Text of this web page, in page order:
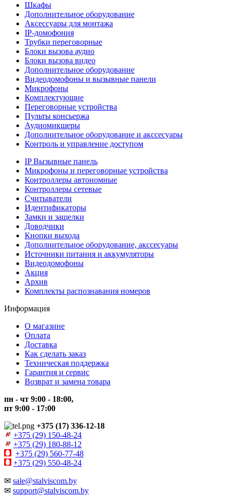
Шкафы
Дополнительное оборудование
Аксессуары для монтажа
IP-домофония
Трубки переговорные
Блоки вызова аудио
Блоки вызова видео
Дополнительное оборудование
Видеодомофоны и вызывные панели
Микрофоны
Комплектующие
Переговорные устройства
Пульты консьержа
Аудиомикшеры
Дополнительное оборудование и акссесуары
Контроль и управление доступом
IP Вызывные панель
Микрофоны и переговорные устройства
Контроллеры автономные
Контроллеры сетевые
Считыватели
Идентификаторы
Замки и защелки
Доводчики
Кнопки выхода
Дополнительное оборудование, акссесуары
Источники питания и аккумуляторы
Видеодомофоны
Акция
Архив
Комплекты распознавания номеров
Информация
О магазине
Оплата
Доставка
Как сделать заказ
Техническая поддержка
Гарантия и сервис
Возврат и замена товара
пн - чт 9:00 - 18:00,
пт 9:00 - 17:00
+375 (17) 336-12-18
+375 (29) 150-48-24
+375 (29) 180-88-12
+375 (29) 560-77-48
+375 (29) 550-48-24
✉ sale@stalviscom.by
✉ support@stalviscom.by